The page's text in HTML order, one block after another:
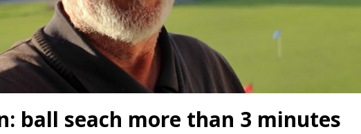
ball seach more than 3 minutes